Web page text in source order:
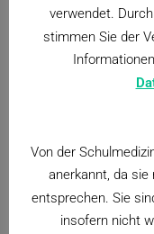
verwendet.
stimmen Sie der
Von der
anerkannt, da
entsprechen. Sie
insofern nicht